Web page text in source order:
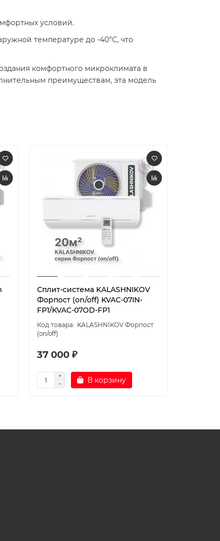
условий.​
температуре до -40°C, что
комфортного микроклимата в
преимуществам, эта модель
Сплит-система KALASHNIKOV
Форпост (on/off) KVAC-07IN-
FP1/KVAC-07OD-FP1
KALASHNIKOV Форпост
(on/off)
37 000 ₽
В корзину